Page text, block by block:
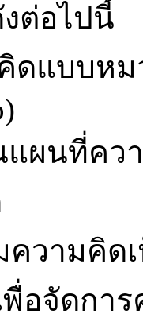
ต่อไปนี้
บบหมว
นที่ควา
ามคิดเห็
เพื่อจัดก